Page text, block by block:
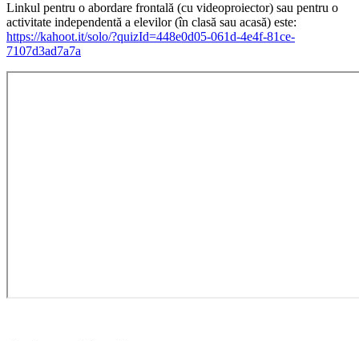
Linkul pentru o abordare frontală (cu videoproiector) sau pentru o
activitate independentă a elevilor (în clasă sau acasă) este:
https://kahoot.it/solo/?quizId=448e0d05-061d-4e4f-81ce-
7107d3ad7a7a